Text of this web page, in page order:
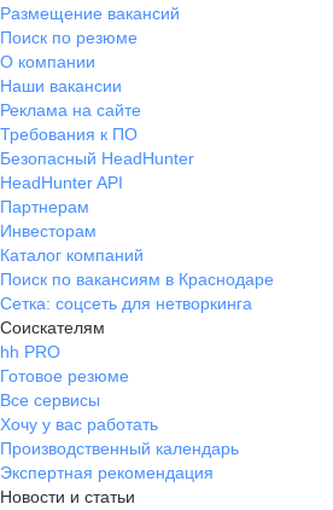
Размещение вакансий
Поиск по резюме
О компании
Наши вакансии
Реклама на сайте
Требования к ПО
Безопасный HeadHunter
HeadHunter API
Партнерам
Инвесторам
Каталог компаний
Поиск по вакансиям в Краснодаре
Сетка: соцсеть для нетворкинга
Соискателям
hh PRO
Готовое резюме
Все сервисы
Хочу у вас работать
Производственный календарь
Экспертная рекомендация
Новости и статьи